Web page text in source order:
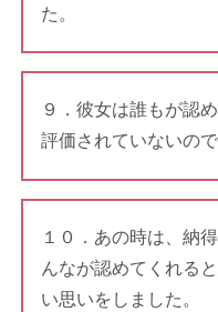
た。
９．彼女は誰もが認
評価されていないの
１０．あの時は、納
んなが認めてくれる
い思いをしました。